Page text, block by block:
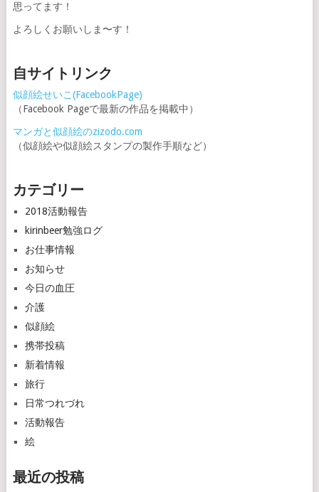
思ってます！
よろしくお願いしま〜す！
自サイトリンク
似顔絵せいこ(FacebookPage)
（Facebook Pageで最新の作品を掲載中）
マンガと似顔絵のzizodo.com
（似顔絵や似顔絵スタンプの製作手順など）
カテゴリー
2018活動報告
kirinbeer勉強ログ
お仕事情報
お知らせ
今日の血圧
介護
似顔絵
携帯投稿
新着情報
旅行
日常つれづれ
活動報告
絵
最近の投稿